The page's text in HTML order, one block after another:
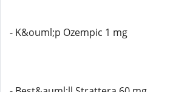
- K&ouml;p Ozempic 1 mg